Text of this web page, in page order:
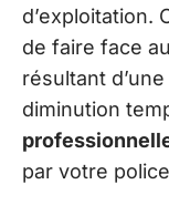
d’exploitation.
de faire face
résultant
diminution
par votre